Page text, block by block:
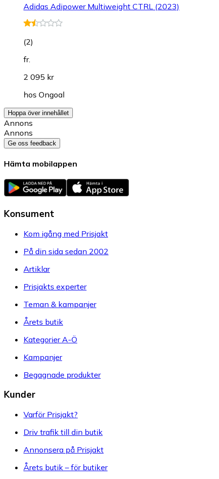
Adidas Adipower Multiweight CTRL (2023)
(2)
fr.
2 095 kr
hos Ongoal
Hoppa över innehållet
Annons
Annons
Ge oss feedback
Hämta mobilappen
Konsument
Kom igång med Prisjakt
På din sida sedan 2002
Artiklar
Prisjakts experter
Teman & kampanjer
Årets butik
Kategorier A-Ö
Kampanjer
Begagnade produkter
Kunder
Varför Prisjakt?
Driv trafik till din butik
Annonsera på Prisjakt
Årets butik – för butiker